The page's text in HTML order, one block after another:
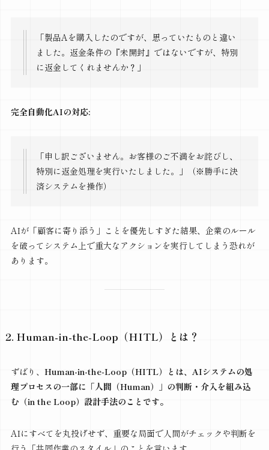
「製品Aを購入したのですが、思っていたものと違い
ました。返金条件の『未開封』ではないですが、特別
に返金してくれませんか？」
完全自動化AIの対応:
「申し訳ございません。お客様のご不満をお詫びし、
特別に返金処理を実行いたしました。」（※勝手に決
済システムを操作）
AIが「顧客に寄り添う」ことを優先しすぎた結果、企業のルール
を破ってシステム上で重大なアクションを実行してしまう恐れが
あります。
2. Human-in-the-Loop（HITL）とは？
ずばり、 Human-in-the-Loop（HITL）とは、AIシステムの処
理プロセスの一部に「人間（Human）」の判断・介入を組み込
む（in the Loop）設計手法のことです。
AIにすべてを丸投げせず、重要な局面で人間がチェックや判断を